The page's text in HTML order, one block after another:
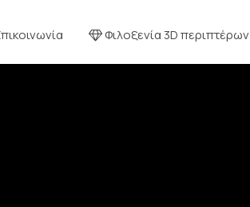
Φιλοξενία 3D περιπτέρων